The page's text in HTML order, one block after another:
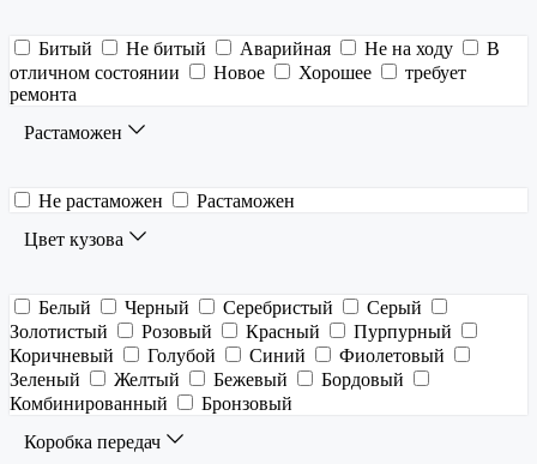
Битый Не битый Аварийная Не на ходу
В
отличном состоянии
Новое Хорошее
требует
ремонта
Растаможен
Не растаможен
Растаможен
Цвет кузова
Белый Черный Серебристый
Серый
Золотистый
Розовый Красный
Пурпурный
Коричневый
Голубой Синий
Фиолетовый
Зеленый
Желтый Бежевый
Бордовый
Комбинированный
Бронзовый
Коробка передач